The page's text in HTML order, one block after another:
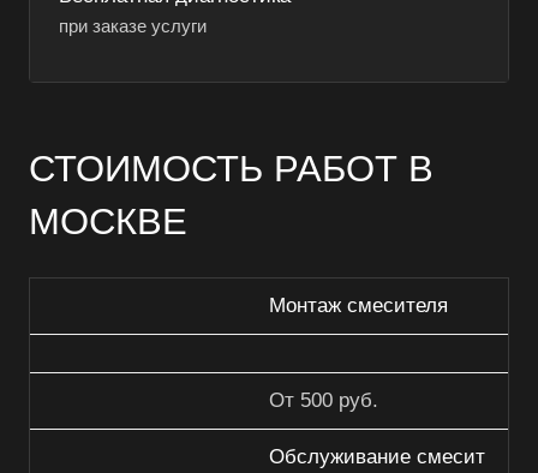
при заказе услуги
СТОИМОСТЬ РАБОТ В
МОСКВЕ
Монтаж смесителя
От 500 руб.
Обслуживание смесит